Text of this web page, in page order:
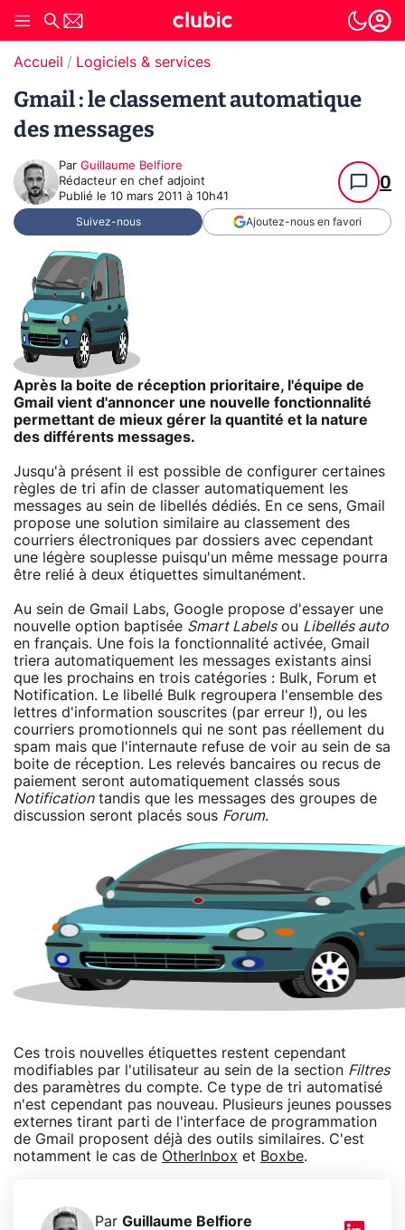
Accueil Logiciels & services
Gmail : le classement automatique
des messages
Par Guillaume Belfiore
Rédacteur en chef adjoint
Publié le 10 mars 2011 à 10h41
0
Suivez-nous Ajoutez-nous en favori
Après la boite de réception prioritaire, l'équipe de
Gmail vient d'annoncer une nouvelle fonctionnalité
permettant de mieux gérer la quantité et la nature
des différents messages.
Jusqu'à présent il est possible de configurer certaines
règles de tri afin de classer automatiquement les
messages au sein de libellés dédiés. En ce sens, Gmail
propose une solution similaire au classement des
courriers électroniques par dossiers avec cependant
une légère souplesse puisqu'un même message pourra
être relié à deux étiquettes simultanément.
Au sein de Gmail Labs, Google propose d'essayer une
nouvelle option baptisée Smart Labelsou Libellés auto
en français. Une fois la fonctionnalité activée, Gmail
triera automatiquement les messages existants ainsi
que les prochains en trois catégories : Bulk, Forum et
Notification. Le libellé Bulk regroupera l'ensemble des
lettres d'information souscrites (par erreur !), ou les
courriers promotionnels qui ne sont pas réellement du
spam mais que l'internaute refuse de voir au sein de sa
boite de réception. Les relevés bancaires ou recus de
paiement seront automatiquement classés sous
Notificationtandis que les messages des groupes de
discussion seront placés sous Forum.
Ces trois nouvelles étiquettes restent cependant
modifiables par l'utilisateur au sein de la section Filtres
des paramètres du compte. Ce type de tri automatisé
n'est cependant pas nouveau. Plusieurs jeunes pousses
externes tirant parti de l'interface de programmation
de Gmail proposent déjà des outils similaires. C'est
notamment le cas de OtherInbox et Boxbe.
Par Guillaume Belfiore